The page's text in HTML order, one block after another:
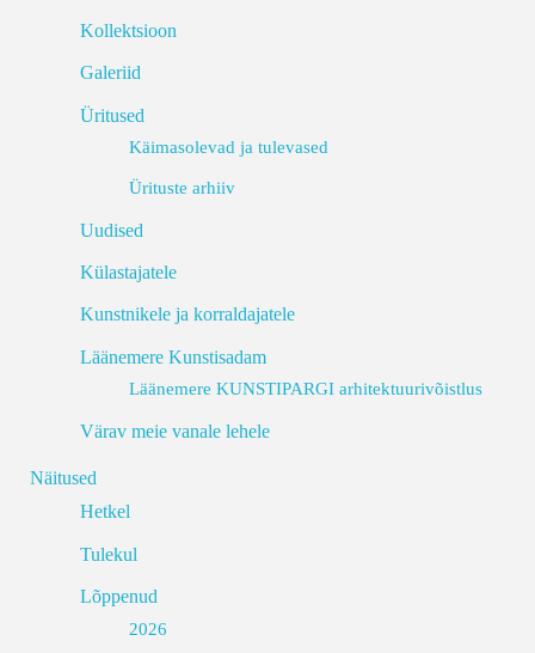
Kollektsioon
Galeriid
Üritused
Käimasolevad ja tulevased
Ürituste arhiiv
Uudised
Külastajatele
Kunstnikele ja korraldajatele
Läänemere Kunstisadam
Läänemere KUNSTIPARGI arhitektuurivõistlus
Värav meie vanale lehele
Näitused
Hetkel
Tulekul
Lõppenud
2026